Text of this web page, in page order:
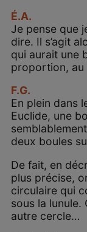
É.A.
Je pense que
dire. Il s’agit
qui aurait une
proportion, au
F.G.
En plein dans
Euclide, une
deux boules
De fait, en
plus précise,
circulaire qui
sous la lunule.
autre cercle…